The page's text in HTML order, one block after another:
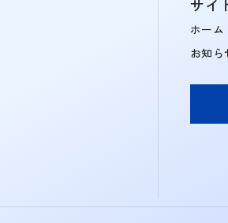
サイ
ホーム
お知ら